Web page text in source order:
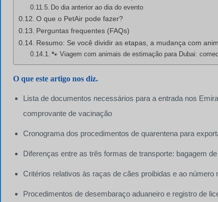
Do dia anterior ao dia do evento
O que o PetAir pode fazer?
Perguntas frequentes (FAQs)
Resumo: Se você dividir as etapas, a mudança com
🐾 Viagem com animais de estimação para Dubai:
O que este artigo nos diz.
Lista de documentos necessários para a entrada nos
comprovante de vacinação
Cronograma dos procedimentos de quarentena para
Diferenças entre as três formas de transporte: bagagem
Critérios relativos às raças de cães proibidas e ao número
Procedimentos de desembaraço aduaneiro e registro de